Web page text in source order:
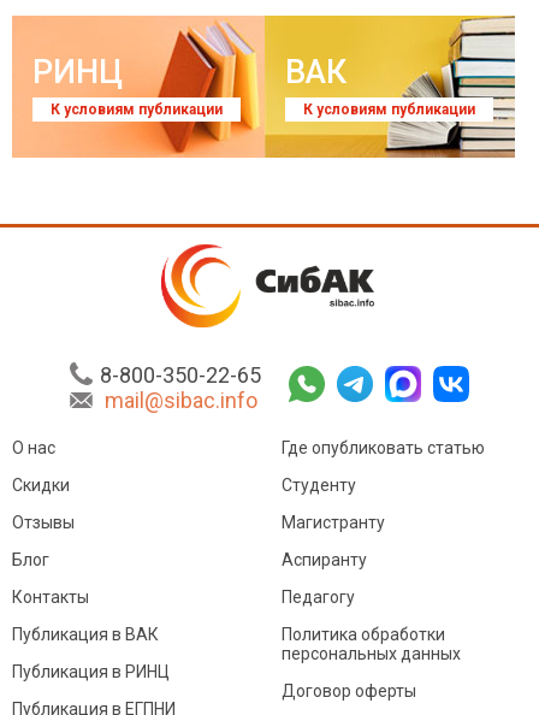
РИНЦ
К условиям публикации
ВАК
К условиям публикации
8-800-350-22-65
mail@sibac.info
О нас
Скидки
Отзывы
Блог
Контакты
Где опубликовать статью
Студенту
Магистранту
Аспиранту
Педагогу
Публикация в ВАК
Публикация в РИНЦ
Публикация в ЕГПНИ
Политика обработки
персональных данных
Договор оферты